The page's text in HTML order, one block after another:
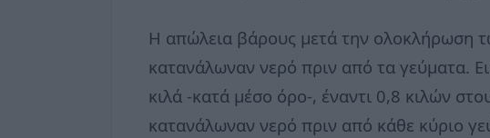
Η απώλεια βάρους μετά την ολοκλήρωση
κατανάλωναν νερό πριν από τα γεύματα.
κιλά -κατά μέσο όρο-, έναντι 0,8 κιλών
κατανάλωναν νερό πριν από κάθε κύριο